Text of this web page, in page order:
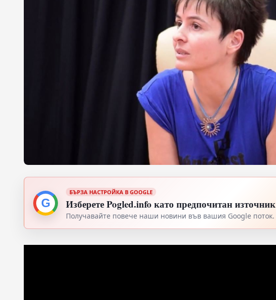
G
БЪРЗА НАСТРОЙКА В GOOGLE
Изберете Pogled.info като предпочитан източник
Получавайте повече наши новини във вашия Google поток.